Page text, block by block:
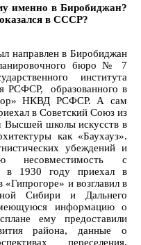
именно в Биробиджан?
в СССР?
направлен в Биробиджан
бюро № 7
института
РСФСР, образованного в
НКВД РСФСР. А сам
в Советский Союз из
Высшей школы искусств в
как «Баухауз».
убеждений и
несовместимость с
в 1930 году приехал в
«Гипрогоре» и возглавил в
Сибири и Дальнего
информацию о
ему предоставили
района, данные о
переселения,